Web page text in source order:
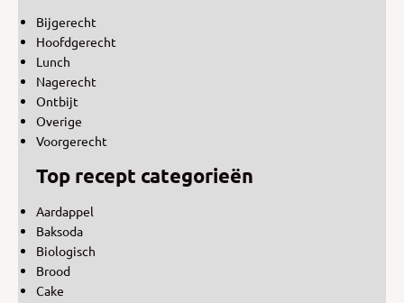
Bijgerecht
Hoofdgerecht
Lunch
Nagerecht
Ontbijt
Overige
Voorgerecht
Top recept categorieën
Aardappel
Baksoda
Biologisch
Brood
Cake